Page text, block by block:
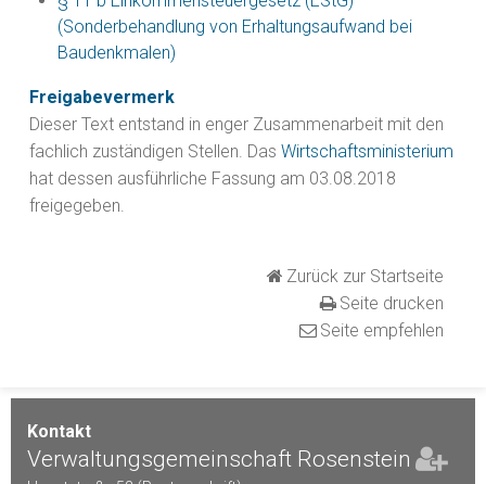
Kontakt
Verwaltungsgemeinschaft Rosenstein
(Sonderbehandlung von Erhaltungsaufwand bei
Baudenkmalen)
Freigabevermerk
Dieser Text entstand in enger Zusammenarbeit mit den
fachlich zuständigen Stellen. Das Wirtschaftsministerium
hat dessen ausführliche Fassung am 03.08.2018
freigegeben.
Zurück zur Startseite
Seite drucken
Seite empfehlen